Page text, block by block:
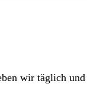
wir täglich